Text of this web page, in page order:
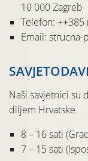
10 000 Zagreb
Telefon: ++385
Email: strucna-
Naši savjetnici su
diljem Hrvatske.
8 – 16 sati
7 – 15 sati